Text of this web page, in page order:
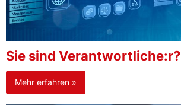
Sie sind Verantwortliche:r?
Mehr erfahren »